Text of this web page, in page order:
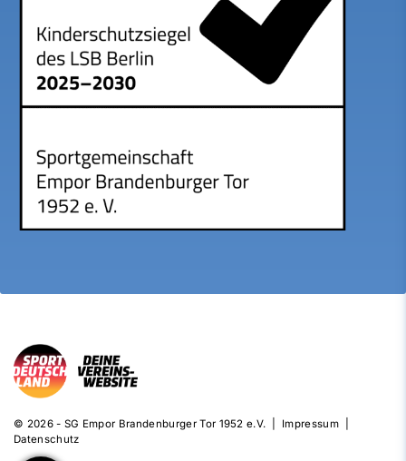
© 2026 - SG Empor Brandenburger Tor 1952 e.V. | Impressum|
Datenschutz